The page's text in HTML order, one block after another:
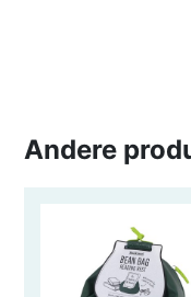
Andere